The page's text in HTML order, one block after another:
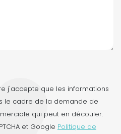
j'accepte que les informations
le cadre de la demande de
qui peut en découler.
et Google Politique de